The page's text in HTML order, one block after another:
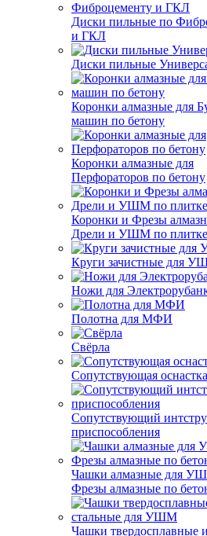
Диски пильные по
и ГКЛ
Диски пильные
Коронки алмазные для
машин по бетону
Коронки алмазные для
Перфораторов по бетону
Коронки и Фрезы
Дрели и УШМ по плитке
Круги зачистные для
Ножи для
Полотна для МФИ
Свёрла
Сопутствующая оснастка
Сопутствующий
приспособления
Чашки алмазные для
Фрезы алмазные по
Чашки твердосплавные